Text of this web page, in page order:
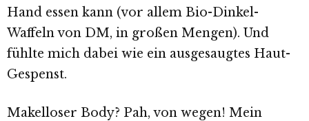
Hand essen kann (vor allem Bio-Dinkel-
Waffeln von DM, in großen Mengen). Und
fühlte mich dabei wie ein ausgesaugtes Haut-
Gespenst.
Makelloser Body? Pah, von wegen! Mein